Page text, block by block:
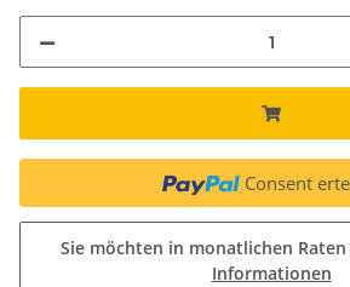
Consent
Sie möchten in monatlichen Raten
Informationen